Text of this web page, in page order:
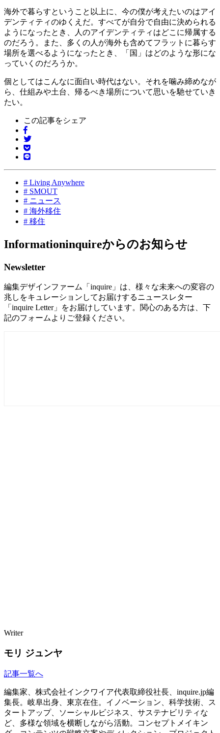
海外で暮らすということ以上に、今の僕が考えたいのはアイ
デンティティのゆくえだ。すべてが自分で自由に決められる
ようになったとき、人のアイデンティティはどこに帰属する
のだろう。また、多くの人が海外も含めてフラットに暮らす
場所を選べるようになったとき、「国」はどのような形にな
っていくのだろうか。
個としてはこんなに面白い時代はない。それを噛み締めなが
ら、仕組みや土台、帰るべき場所について思いを馳せていき
たい。
この記事をシェア
# Living Anywhere
# SMOUT
# ニュース
# 海外移住
# 移住
Informationinquireからのお知らせ
Newsletter
編集デザインファーム「inquire」は、様々な未来への変容の
兆しをキュレーションしてお届けするニュースレター
「inquire Letter」をお届けしています。関心のある方は、下
記のフォームよりご登録ください。
Writer
モリ ジュンヤ
記事一覧へ
編集家、株式会社インクワイア代表取締役社長、inquire.jp編
集長。岐阜出身、東京在住。イノベーション、科学技術、ス
タートアップ、ソーシャルビジネス、サステナビリティな
ど、多様な領域を横断しながら活動。コンセプトメイキン